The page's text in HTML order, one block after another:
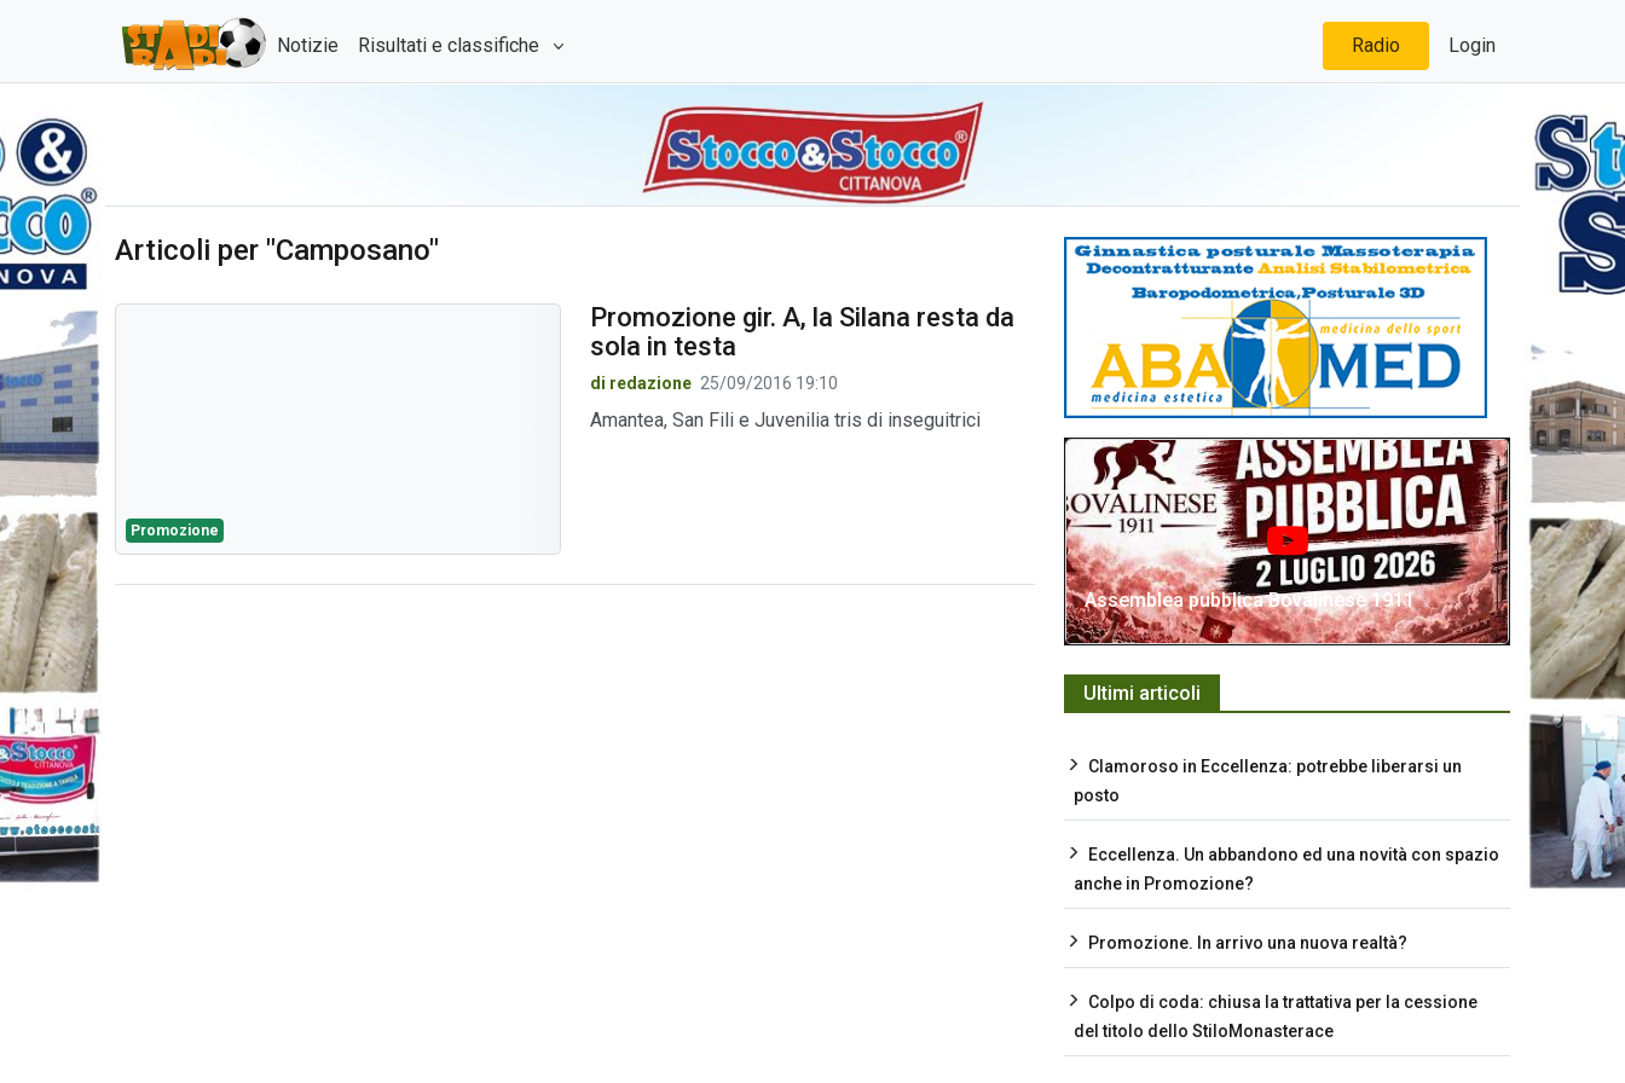
Notizie Risultati e classifiche Radio Login
Articoli per "Camposano"
Promozione
Promozione gir. A, la Silana resta da
sola in testa
di redazione 25/09/2016 19:10
Amantea, San Fili e Juvenilia tris di inseguitrici
Assemblea pubblica Bovalinese 1911
Ultimi articoli
Clamoroso in Eccellenza: potrebbe liberarsi un
posto
Eccellenza. Un abbandono ed una novità con spazio
anche in Promozione?
Promozione. In arrivo una nuova realtà?
Colpo di coda: chiusa la trattativa per la cessione
del titolo dello StiloMonasterace